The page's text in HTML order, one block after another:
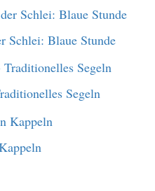
Schlei: Blaue Stunde
Segeln